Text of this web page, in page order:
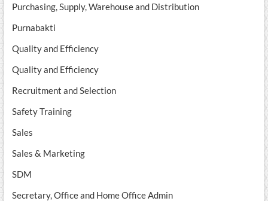
Purchasing, Supply, Warehouse and Distribution
Purnabakti
Quality and Efficiency
Quality and Efficiency
Recruitment and Selection
Safety Training
Sales
Sales & Marketing
SDM
Secretary, Office and Home Office Admin